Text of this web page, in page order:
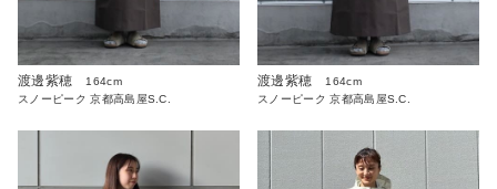
渡邊紫穂
164cm
スノーピーク 京都高島屋S.C.
渡邊紫穂
164cm
スノーピーク 京都高島屋S.C.